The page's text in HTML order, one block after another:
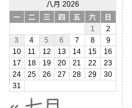
八月 2026
一
二 三 四 五 六
日
1
2
3
4 5 6 7 8
9
10
11 12 13 14 15
16
17
18 19 20 21 22
23
24
25 26 27 28 29
30
31